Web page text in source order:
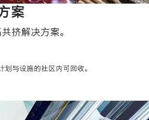
案
挤解决方案。
与设施的社区内可回收。